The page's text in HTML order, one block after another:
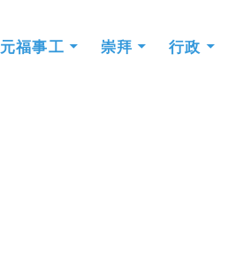
元福事工 崇拜 行政